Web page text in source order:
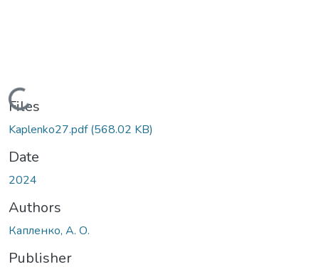
Loading...
Files
Kaplenko27.pdf(568.02 KB)
Date
2024
Authors
Капленко, А. О.
Publisher